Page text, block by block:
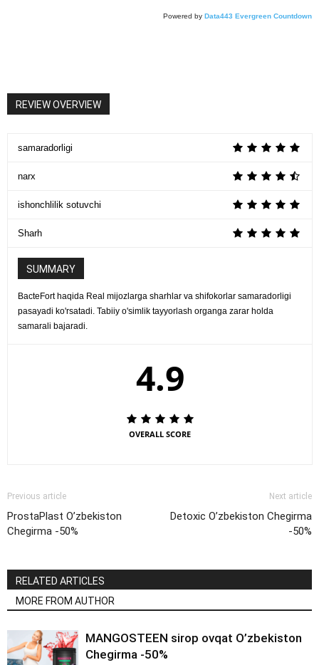
Powered by Data443 Evergreen Countdown
REVIEW OVERVIEW
samaradorligi
narx
ishonchlilik sotuvchi
Sharh
SUMMARY
BacteFort haqida Real mijozlarga sharhlar va shifokorlar samaradorligi
pasayadi ko'rsatadi. Tabiiy o'simlik tayyorlash organga zarar holda
samarali bajaradi.
4.9
OVERALL SCORE
Previous article
ProstaPlast O’zbekiston
Chegirma -50%
Next article
Detoxic O’zbekiston Chegirma
-50%
RELATED ARTICLES
MORE FROM AUTHOR
MANGOSTEEN sirop ovqat O’zbekiston
Chegirma -50%